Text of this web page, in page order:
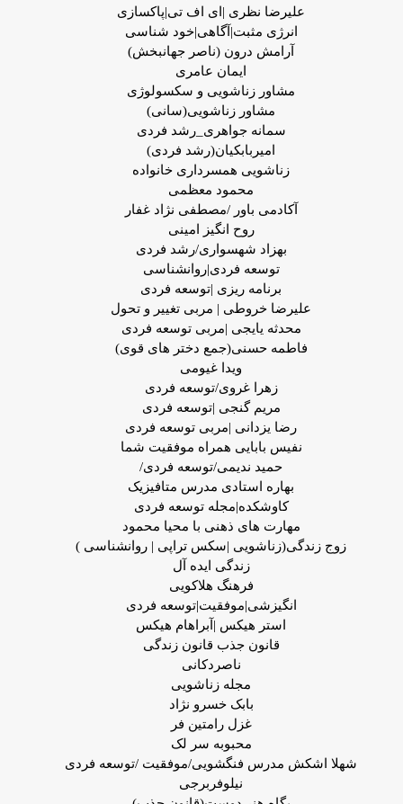
علیرضا نظری |ای اف تی|پاکسازی
انرژی مثبت|آگاهی|خود شناسی
آرامش درون (ناصر جهانبخش)
ایمان عامری
مشاور زناشویی و سکسولوژی
مشاور زناشویی(سانی)
سمانه جواهری_رشد فردی
امیربابکیان(رشد فردی)
زناشویی همسرداری خانواده
محمود معظمی
آکادمی باور /مصطفی نژاد غفار
روح انگیز امینی
بهزاد شهسواری/رشد فردی
توسعه فردی|روانشناسی
برنامه ریزی |توسعه فردی
علیرضا خروطی | مربی تغییر و تحول
محدثه یایجی |مربی توسعه فردی
فاطمه حسنی(جمع دختر های قوی)
ویدا غیومی
زهرا غروی/توسعه فردی
مریم گنجی |توسعه فردی
رضا یزدانی |مربی توسعه فردی
نفیس بابایی همراه موفقیت شما
حمید ندیمی/توسعه فردی/
بهاره استادی مدرس متافیزیک
کاوشکده|مجله توسعه فردی
مهارت های ذهنی با محیا محمود
زوج زندگی(زناشویی |سکس تراپی | روانشناسی )
زندگی ایده آل
فرهنگ هلاکویی
انگیزشی|موفقیت|توسعه فردی
استر هیکس |آبراهام هیکس
قانون جذب قانون زندگی
ناصردکانی
مجله زناشویی
بابک خسرو نژاد
غزل رامتین فر
محبوبه سر لک
شهلا اشکش مدرس فنگشویی/موفقیت /توسعه فردی
نیلوفربرجی